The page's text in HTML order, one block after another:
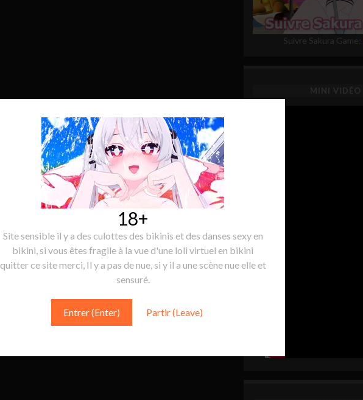
18+
Site sensible il y a des culottes des bikinis et des danses sexy en
bikini, si vous êtes fragile à la vue d'une loli virtuel en bikini
quitter ce site merci, Il y a pas de nue, si y il a une scène nue elle et
sensuré.
Entrer (Enter) Partir (Leave)
Suivre Sakura Game:
MINI VIDÉO